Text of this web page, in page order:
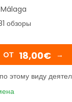
обзоры
OТ 18,00€ →
этому виду